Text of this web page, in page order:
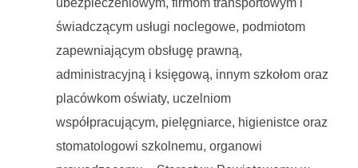
ubezpieczeniowym, firmom transportowym i
świadczącym usługi noclegowe, podmiotom
zapewniającym obsługę prawną,
administracyjną i księgową, innym szkołom oraz
placówkom oświaty, uczelniom
współpracującym, pielęgniarce, higienistce oraz
stomatologowi szkolnemu, organowi